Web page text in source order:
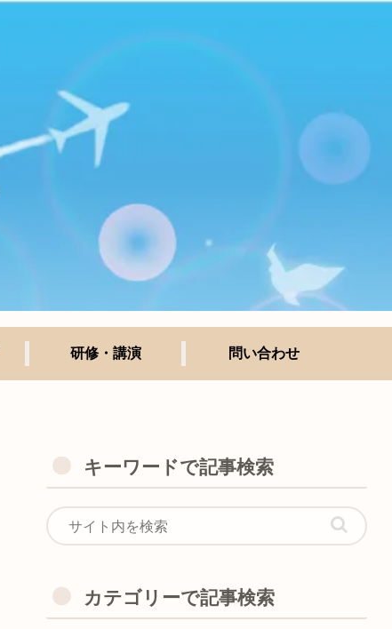
研修・講演 問い合わせ
キーワードで記事検索
カテゴリーで記事検索